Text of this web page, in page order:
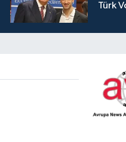
Türk